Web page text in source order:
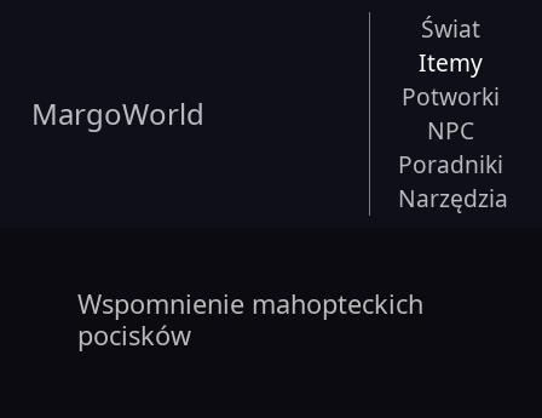
MargoWorld
Świat
Itemy
Potworki
NPC
Poradniki
Narzędzia
Wspomnienie mahopteckich
pocisków